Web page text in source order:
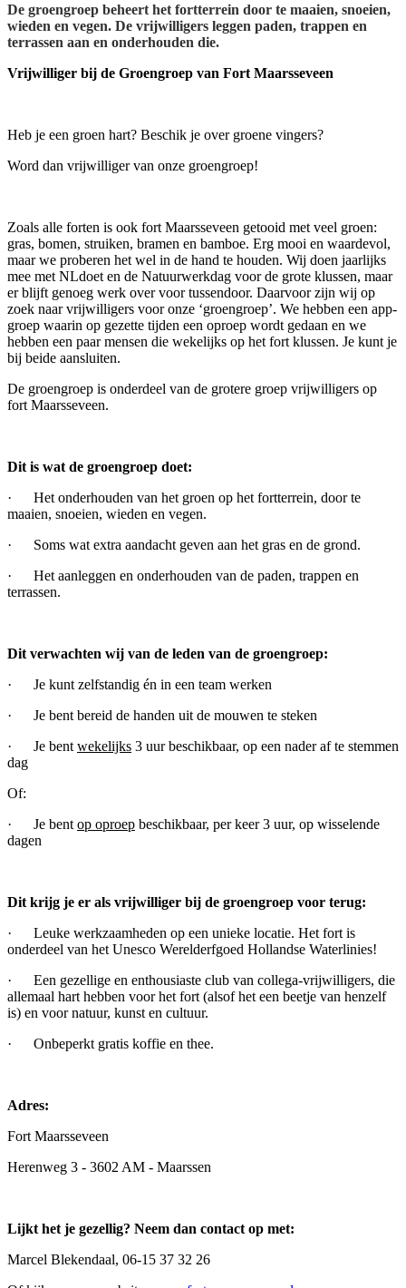
De groengroep beheert het fortterrein door te maaien, snoeien,
wieden en vegen. De vrijwilligers leggen paden, trappen en
terrassen aan en onderhouden die.
Vrijwilliger bij de Groengroep van Fort Maarsseveen
Heb je een groen hart? Beschik je over groene vingers?
Word dan vrijwilliger van onze groengroep!
Zoals alle forten is ook fort Maarsseveen getooid met veel groen:
gras, bomen, struiken, bramen en bamboe. Erg mooi en waardevol,
maar we proberen het wel in de hand te houden. Wij doen jaarlijks
mee met NLdoet en de Natuurwerkdag voor de grote klussen, maar
er blijft genoeg werk over voor tussendoor. Daarvoor zijn wij op
zoek naar vrijwilligers voor onze ‘groengroep’. We hebben een app-
groep waarin op gezette tijden een oproep wordt gedaan en we
hebben een paar mensen die wekelijks op het fort klussen. Je kunt je
bij beide aansluiten.
De groengroep is onderdeel van de grotere groep vrijwilligers op
fort Maarsseveen.
Dit is wat de groengroep doet:
· Het onderhouden van het groen op het fortterrein, door te
maaien, snoeien, wieden en vegen.
· Soms wat extra aandacht geven aan het gras en de grond.
· Het aanleggen en onderhouden van de paden, trappen en
terrassen.
Dit verwachten wij van de leden van de groengroep:
· Je kunt zelfstandig én in een team werken
· Je bent bereid de handen uit de mouwen te steken
· Je bent wekelijks 3 uur beschikbaar, op een nader af te stemmen
dag
Of:
· Je bent op oproep beschikbaar, per keer 3 uur, op wisselende
dagen
Dit krijg je er als vrijwilliger bij de groengroep voor terug:
· Leuke werkzaamheden op een unieke locatie. Het fort is
onderdeel van het Unesco Werelderfgoed Hollandse Waterlinies!
· Een gezellige en enthousiaste club van collega-vrijwilligers, die
allemaal hart hebben voor het fort (alsof het een beetje van henzelf
is) en voor natuur, kunst en cultuur.
· Onbeperkt gratis koffie en thee.
Adres:
Fort Maarsseveen
Herenweg 3 - 3602 AM - Maarssen
Lijkt het je gezellig? Neem dan contact op met:
Marcel Blekendaal, 06-15 37 32 26